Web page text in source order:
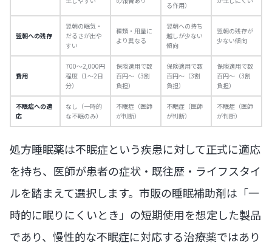
る作用）
翌朝への残存
翌朝の眠気・
だるさが出や
すい
種類・用量に
より異なる
翌朝への持ち
越しが少ない
傾向
翌朝の残存が
少ない傾向
費用
700〜2,000円
程度（1〜2日
分）
保険適用で数
百円〜（3割
負担）
保険適用で数
百円〜（3割
負担）
保険適用で数
百円〜（3割
負担）
不眠症への適
応
なし（一時的
な不眠のみ）
不眠症（医師
が判断）
不眠症（医師
が判断）
不眠症（医師
が判断）
処方睡眠薬は不眠症という疾患に対して正式に適応
を持ち、医師が患者の症状・既往歴・ライフスタイ
ルを踏まえて選択します。市販の睡眠補助剤は「一
時的に眠りにくいとき」の短期使用を想定した製品
であり、慢性的な不眠症に対応する治療薬ではあり